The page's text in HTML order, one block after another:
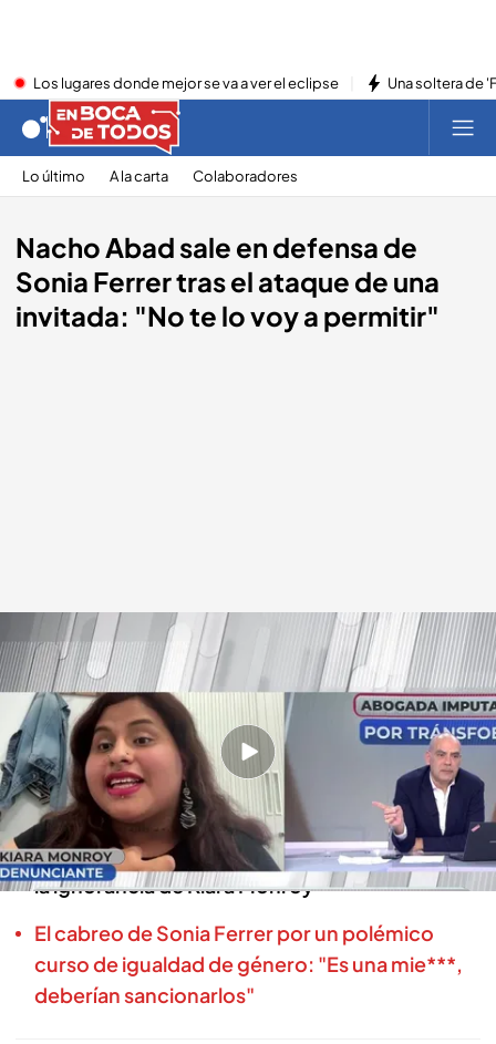
Los lugares donde mejor se va a ver el eclipse Una soltera de
Lo último A la carta Colaboradores
Nacho Abad sale en defensa de
Sonia Ferrer tras el ataque de una
invitada: "No te lo voy a permitir"
Nacho Abad, presentador de 'En boca de todos' cuatro.com
En boca de todos
24 OCT 2024 - 13:24h.
Abogada imputada por transfobia en redes
sociales: hablamos con ella y la denunciante
Nacho Abad defiende a Sonia Ferrer tras sufrir
la ignorancia de Kiara Monroy
El cabreo de Sonia Ferrer por un polémico
curso de igualdad de género: "Es una mie***,
deberían sancionarlos"